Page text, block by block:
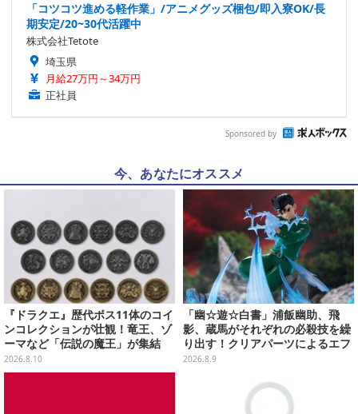
「コツコツ進める軽作業」/アニメグッズ梱包/即入寮OK/長
期安定/20~30代活躍中
株式会社Tetote
埼玉県
月給27万円～34万円
正社員
Sponsored by
今、あなたにオススメ
『ドラクエ』歴代ボス11体のコイ
ンコレクションが壮観！竜王、ゾ
ーマなど「伝説の魔王」が集結
2026.8.10
「幽☆遊☆白書」浦飯幽助、飛
影、蔵馬がそれぞれの必殺技を繰
り出す！クリアパーツによるエフ
ェクト演出で迫力満載
2026.8.9